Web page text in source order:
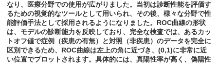
なり、医療分野での使用が広がりました。当初は診断性能を評価す
るための視覚的なツールとして用いられ、その後、様々な分野で性
能評価手法として採用されるようになりました。ROC曲線の形状
は、モデルの診断能力を反映しており、完全な検査では、あるカッ
トオフ値で症例（疾患の有無）と対照（非疾患）のデータを完全に
区別できるため、ROC曲線は左上の角に近づき、(0,1)に非常に近
い位置でプロットされます。具体的には、真陽性率が高く、偽陽性